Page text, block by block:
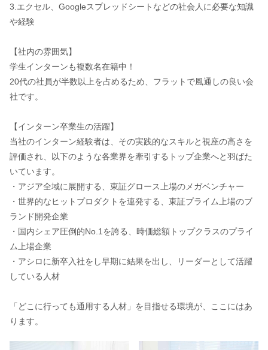
3.エクセル、Googleスプレッドシートなどの社会人に必要な知識
や経験
【社内の雰囲気】
学生インターンも複数名在籍中！
20代の社員が半数以上を占めるため、フラットで風通しの良い会
社です。
【インターン卒業生の活躍】
当社のインターン経験者は、その実践的なスキルと視座の高さを
評価され、以下のような各業界を牽引するトップ企業へと羽ばた
いています。
・アジア全域に展開する、東証グロース上場のメガベンチャー
・世界的なヒットプロダクトを連発する、東証プライム上場のブ
ランド開発企業
・国内シェア圧倒的No.1を誇る、時価総額トップクラスのプライ
ム上場企業
・アシロに新卒入社をし早期に結果を出し、リーダーとして活躍
している人材
「どこに行っても通用する人材」を目指せる環境が、ここにはあ
ります。